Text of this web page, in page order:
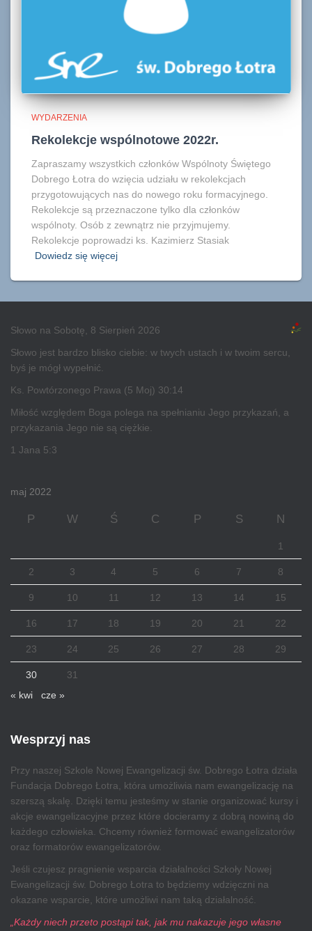
WYDARZENIA
Rekolekcje wspólnotowe 2022r.
Zapraszamy wszystkich członków Wspólnoty Świętego
Dobrego Łotra do wzięcia udziału w rekolekcjach
przygotowujących nas do nowego roku formacyjnego.
Rekolekcje są przeznaczone tylko dla członków
wspólnoty. Osób z zewnątrz nie przyjmujemy.
Rekolekcje poprowadzi ks. Kazimierz Stasiak
Dowiedz się więcej
Słowo na Sobotę, 8 Sierpień 2026
Słowo jest bardzo blisko ciebie: w twych ustach i w twoim sercu,
byś je mógł wypełnić.
Ks. Powtórzonego Prawa (5 Moj) 30:14
Miłość względem Boga polega na spełnianiu Jego przykazań, a
przykazania Jego nie są ciężkie.
1 Jana 5:3
maj 2022
P W Ś C P S N
1
2 3 4 5 6 7 8
9 10 11 12 13 14 15
16 17 18 19 20 21 22
23 24 25 26 27 28 29
30
31
« kwi
cze »
Wesprzyj nas
Przy naszej Szkole Nowej Ewangelizacji św. Dobrego Łotra działa
Fundacja Dobrego Łotra, która umożliwia nam ewangelizację na
szerszą skalę. Dzięki temu jesteśmy w stanie organizować kursy i
akcje ewangelizacyjne przez które docieramy z dobrą nowiną do
każdego człowieka. Chcemy również formować ewangelizatorów
oraz formatorów ewangelizatorów.
Jeśli czujesz pragnienie wsparcia działalności Szkoły Nowej
Ewangelizacji św. Dobrego Łotra to będziemy wdzięczni na
okazane wsparcie, które umożliwi nam taką działalność.
„Każdy niech przeto postąpi tak, jak mu nakazuje jego własne